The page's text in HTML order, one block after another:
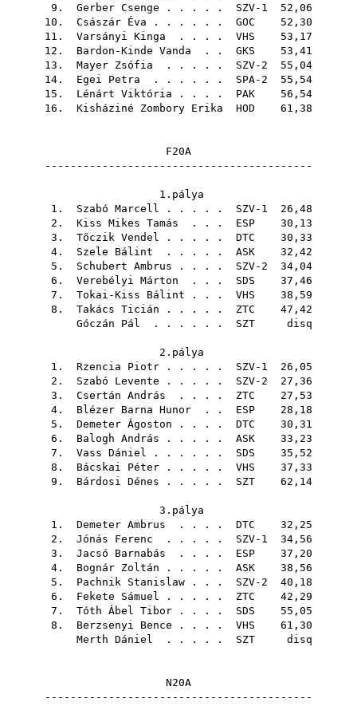
9. Gerber Csenge . . . . . SZV-1 52,06
10. Császár Éva . . . . . . GOC 52,30
11. Varsányi Kinga . . . . VHS 53,17
12. Bardon-Kinde Vanda . . GKS 53,41
13. Mayer Zsófia . . . . . SZV-2 55,04
14. Egei Petra . . . . . . SPA-2 55,54
15. Lénárt Viktória . . . . PAK 56,54
16. Kisháziné Zombory Erika HOD 61,38
F20A
------------------------------------------
1.pálya
1. Szabó Marcell . . . . . SZV-1 26,48
2. Kiss Mikes Tamás . . . ESP 30,13
3. Tőczik Vendel . . . . . DTC 30,33
4. Szele Bálint . . . . . ASK 32,42
5. Schubert Ambrus . . . . SZV-2 34,04
6. Verebélyi Márton . . . SDS 37,46
7. Tokai-Kiss Bálint . . . VHS 38,59
8. Takács Ticián . . . . . ZTC 47,42
Góczán Pál . . . . . . SZT disq
2.pálya
1. Rzencia Piotr . . . . . SZV-1 26,05
2. Szabó Levente . . . . . SZV-2 27,36
3. Csertán András . . . . ZTC 27,53
4. Blézer Barna Hunor . . ESP 28,18
5. Demeter Ágoston . . . . DTC 30,31
6. Balogh András . . . . . ASK 33,23
7. Vass Dániel . . . . . . SDS 35,52
8. Bácskai Péter . . . . . VHS 37,33
9. Bárdosi Dénes . . . . . SZT 62,14
3.pálya
1. Demeter Ambrus . . . . DTC 32,25
2. Jónás Ferenc . . . . . SZV-1 34,56
3. Jacsó Barnabás . . . . ESP 37,20
4. Bognár Zoltán . . . . . ASK 38,56
5. Pachnik Stanislaw . . . SZV-2 40,18
6. Fekete Sámuel . . . . . ZTC 42,29
7. Tóth Ábel Tibor . . . . SDS 55,05
8. Berzsenyi Bence . . . . VHS 61,30
Merth Dániel . . . . . SZT disq
N20A
------------------------------------------